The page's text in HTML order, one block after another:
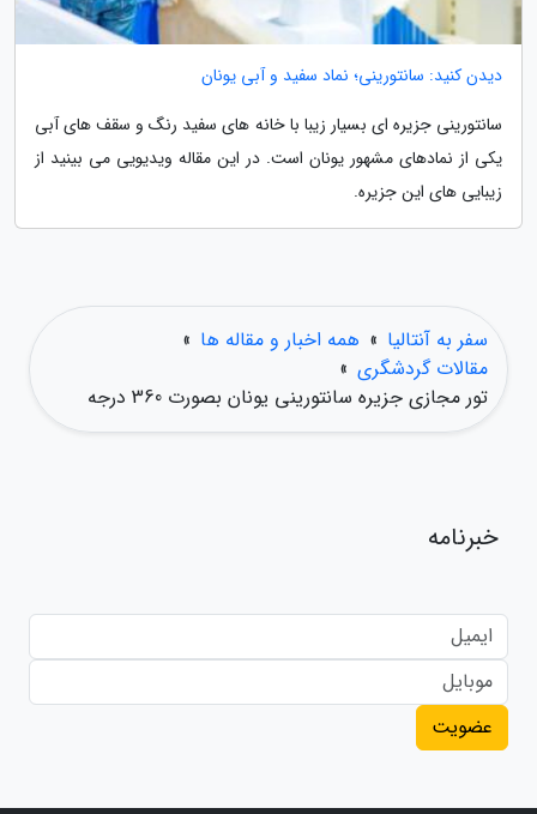
دیدن کنید: سانتورینی؛ نماد سفید و آبی یونان
سانتورینی جزیره ای بسیار زیبا با خانه های سفید رنگ و سقف های آبی
یکی از نمادهای مشهور یونان است. در این مقاله ویدیویی می بینید از
زیبایی های این جزیره.
سفر به آنتالیا » همه اخبار و مقاله ها »
مقالات گردشگری »
تور مجازی جزیره سانتورینی یونان بصورت 360 درجه
خبرنامه
عضویت